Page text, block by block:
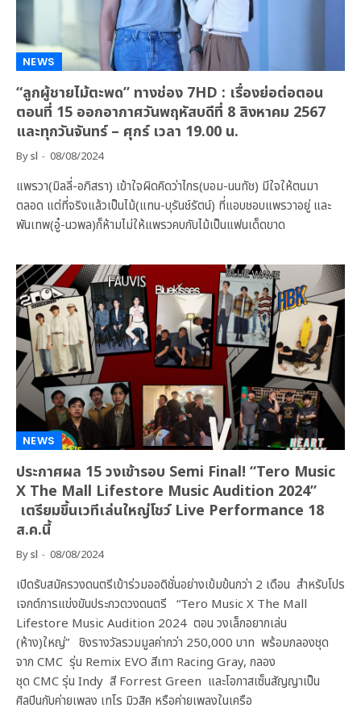
NEWS
“ลูกผู้ชายไม้ตะพด” ทางช่อง 7HD : เรื่องย่อต่อตอน
ตอนที่ 15 ออกอากาศวันพฤหัสบดีที่ 8 สิงหาคม 2567
และทุกวันจันทร์ – ศุกร์ เวลา 19.00 น.
Bysl 08/08/2024
แพรวา(มิลลี่-อภิสรา) เข้าใจผิดคิดว่าไกร(บอม-นนทัช) มีใจให้ตนมา
ตลอด แต่ที่จริงแล้วเป็นไม้(แทน-บุรันช์รัตน์) ที่แอบชอบแพรวาอยู่ และ
พันเทพ(อู๋-นวพล)ก็ห้ามไม่ให้แพรวคบกับไม้เป็นแฟนเด็ดขาด
NEWS
ประกาศผล 15 วงเข้ารอบ Semi Final! “Tero Music
X The Mall Lifestore Music Audition 2024”
เตรียมขึ้นเวทีเล่นใหญ่โชว์ Live Performance 18
ส.ค.นี้
Bysl 08/08/2024
เปิดรับสมัครวงดนตรีเข้าร่วมออดิชั่นอย่างเข้มข้นกว่า 2 เดือน สำหรับโปร
เจกต์การแข่งขันประกวดวงดนตรี “Tero Music X The Mall
Lifestore Music Audition 2024 ตอน วงเล็กอยากเล่น
(ห้าง)ใหญ่” ชิงรางวัลรวมมูลค่ากว่า 250,000 บาท พร้อมกลองชุด
จาก CMC รุ่น Remix EVO สีเทา Racing Gray, กลอง
ชุด CMC รุ่น Indy สี Forrest Green และโอกาสเซ็นสัญญาเป็น
ศิลปินกับค่ายเพลง เทโร มิวสิค หรือค่ายเพลงในเครือ